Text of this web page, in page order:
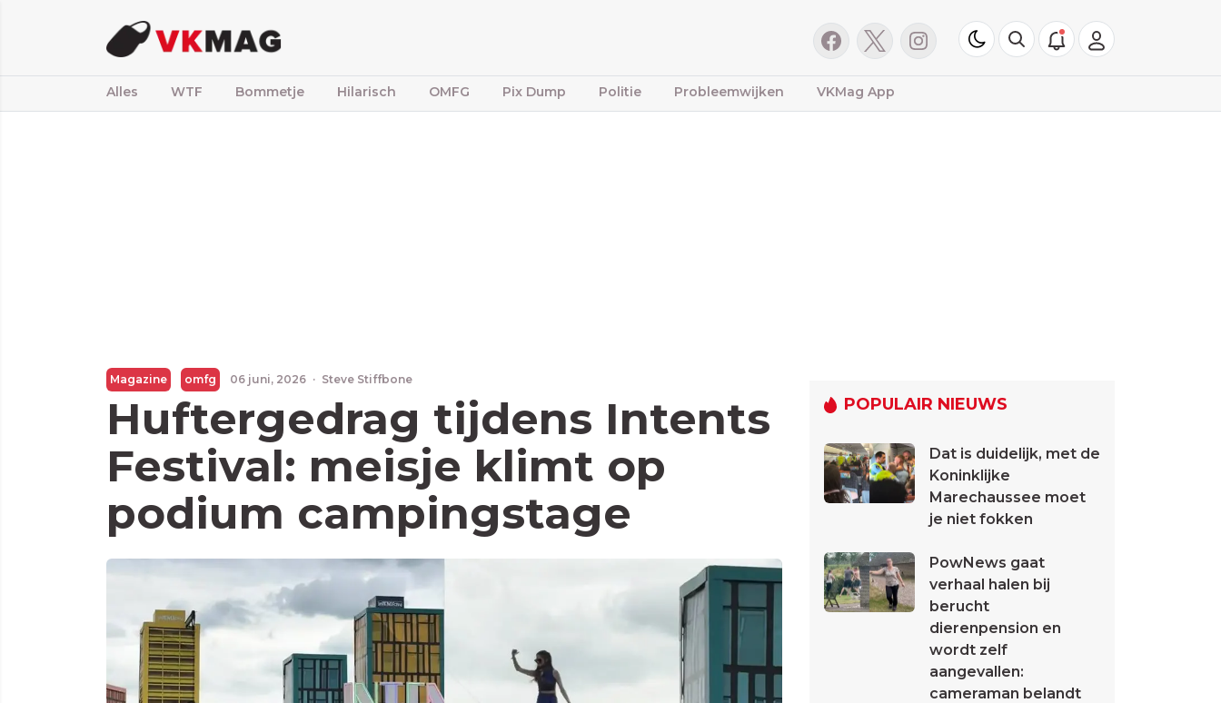
Alles WTF Bommetje Hilarisch OMFG Pix Dump Politie Probleemwijken VKMag App
Magazine omfg 06 juni, 2026 · Steve Stiffbone
Huftergedrag tijdens Intents
Festival: meisje klimt op
podium campingstage
POPULAIR NIEUWS
Dat is duidelijk, met de
Koninklijke
Marechaussee moet
je niet fokken
PowNews gaat
verhaal halen bij
berucht
dierenpension en
wordt zelf
aangevallen:
cameraman belandt